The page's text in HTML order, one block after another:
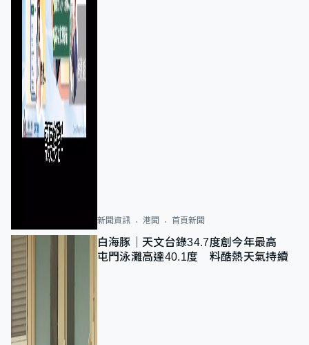
新聞資訊 港聞 首頁新聞
白海豚｜天文台錄34.7度創今年最高
屯門泳灘高達40.1度 料酷熱天氣持續